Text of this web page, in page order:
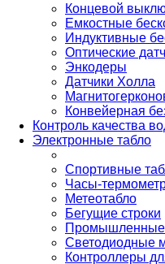
Концевой
Емкостные
Индуктивные
Оптические
Энкодеры
Датчики Холла
Конвейерная
Контроль качества
Электронные табло
Спортивные
Часы-
Метеотабло
Бегущие строки
Промышленные
Светодиодные
Контроллеры